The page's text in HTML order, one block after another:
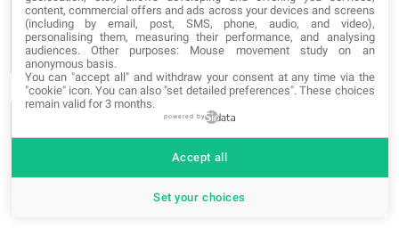
content, commercial offers and ads across your devices and screens
(including by email, post, SMS, phone, audio, and video),
personalising them, measuring their performance, and analysing
audiences. Other purposes: Mouse movement study on an
anonymous basis.
You can "accept all" and withdraw your consent at any time via the
"cookie" icon. You can also "set detailed preferences". These choices
remain valid for 3 months.
powered by
Set your choices
Accept all